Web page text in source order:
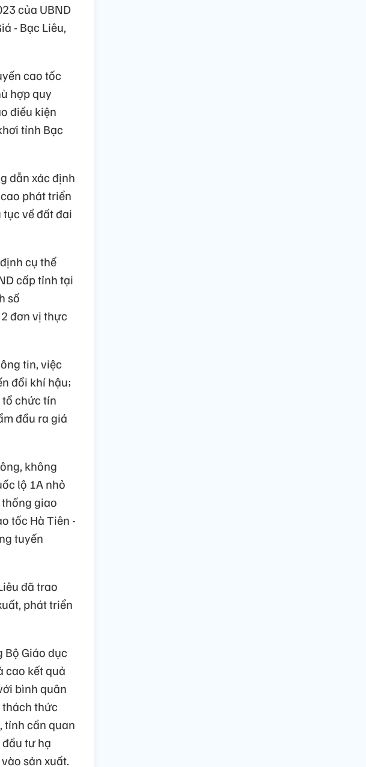
của UBND
- Bạc Liêu,
cao tốc
hợp quy
điều kiện
tỉnh Bạc
dẫn xác định
phát triển
về đất đai
cụ thể
cấp tỉnh tại
số
đơn vị thực
tin, việc
đổi khí hậu;
chức tín
đầu ra giá
không
lộ 1A nhỏ
giao
tốc Hà Tiên -
tuyến
đã trao
phát triển
Giáo dục
cao kết quả
bình quân
thức
tỉnh cần quan
tư hạ
sản xuất.